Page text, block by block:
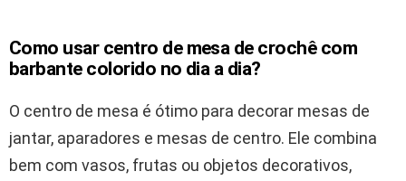
Como usar centro de mesa de crochê com
barbante colorido no dia a dia?
O centro de mesa é ótimo para decorar mesas de
jantar, aparadores e mesas de centro. Ele combina
bem com vasos, frutas ou objetos decorativos,